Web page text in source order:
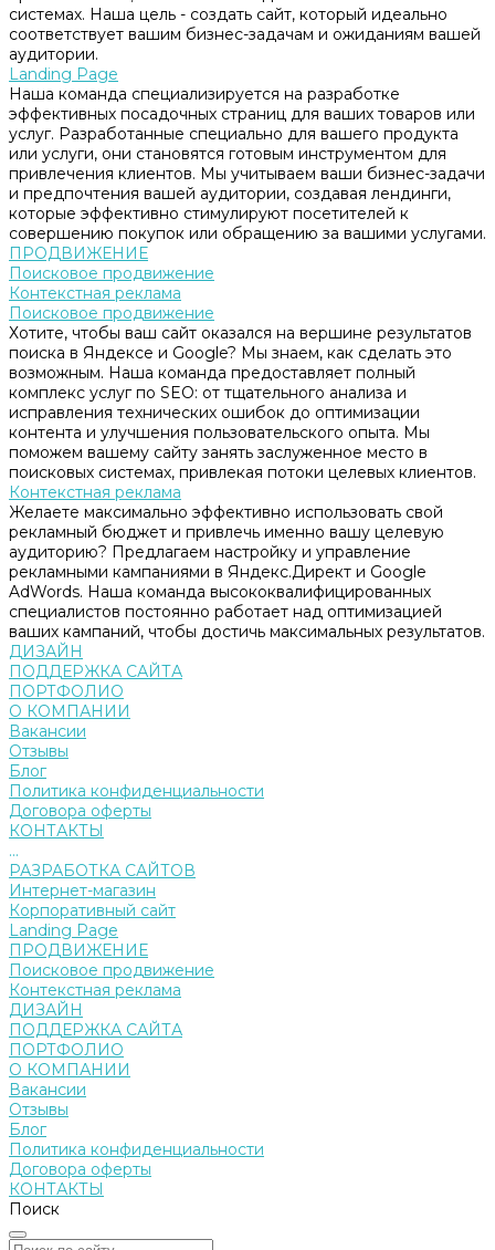
системах. Наша цель - создать сайт, который идеально
соответствует вашим бизнес-задачам и ожиданиям вашей
аудитории.
Landing Page
Наша команда специализируется на разработке
эффективных посадочных страниц для ваших товаров или
услуг. Разработанные специально для вашего продукта
или услуги, они становятся готовым инструментом для
привлечения клиентов. Мы учитываем ваши бизнес-задачи
и предпочтения вашей аудитории, создавая лендинги,
которые эффективно стимулируют посетителей к
совершению покупок или обращению за вашими услугами.
ПРОДВИЖЕНИЕ
Поисковое продвижение
Контекстная реклама
Поисковое продвижение
Хотите, чтобы ваш сайт оказался на вершине результатов
поиска в Яндексе и Google? Мы знаем, как сделать это
возможным. Наша команда предоставляет полный
комплекс услуг по SEO: от тщательного анализа и
исправления технических ошибок до оптимизации
контента и улучшения пользовательского опыта. Мы
поможем вашему сайту занять заслуженное место в
поисковых системах, привлекая потоки целевых клиентов.
Контекстная реклама
Желаете максимально эффективно использовать свой
рекламный бюджет и привлечь именно вашу целевую
аудиторию? Предлагаем настройку и управление
рекламными кампаниями в Яндекс.Директ и Google
AdWords. Наша команда высококвалифицированных
специалистов постоянно работает над оптимизацией
ваших кампаний, чтобы достичь максимальных результатов.
ДИЗАЙН
ПОДДЕРЖКА САЙТА
ПОРТФОЛИО
О КОМПАНИИ
Вакансии
Отзывы
Блог
Политика конфиденциальности
Договора оферты
КОНТАКТЫ
...
РАЗРАБОТКА САЙТОВ
Интернет-магазин
Корпоративный сайт
Landing Page
ПРОДВИЖЕНИЕ
Поисковое продвижение
Контекстная реклама
ДИЗАЙН
ПОДДЕРЖКА САЙТА
ПОРТФОЛИО
О КОМПАНИИ
Вакансии
Отзывы
Блог
Политика конфиденциальности
Договора оферты
КОНТАКТЫ
Поиск